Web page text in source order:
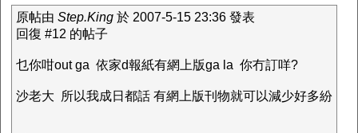
原帖由 Step.King 於 2007-5-15 23:36 發表
回復 #12 的帖子
乜你咁out ga 依家d報紙有網上版ga la 你冇訂咩?
沙老大 所以我成日都話 有網上版刊物就可以減少好多紛